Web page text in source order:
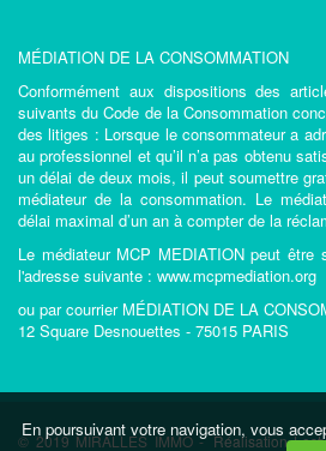
MÉDIATION DE LA CONSOMMATION
Conformément aux dispositions des
suivants du Code de la Consommation
des litiges : Lorsque le consommateur a
au professionnel et qu’il n’a pas obtenu
un délai de deux mois, il peut soumettre
médiateur de la consommation. Le
délai maximal d’un an à compter de la
Le médiateur MCP MEDIATION peut
l'adresse suivante : www.mcpmediation.org
ou par courrier MÉDIATION DE LA
12 Square Desnouettes - 75015 PARIS
© 2019 MIRALLES IMMO -Réalisation
En poursuivant votre navigation, vous